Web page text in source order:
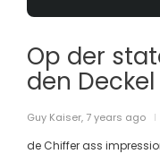
Op der
den Deckel
Guy Kaiser, 7 years ago
de Chiffer ass